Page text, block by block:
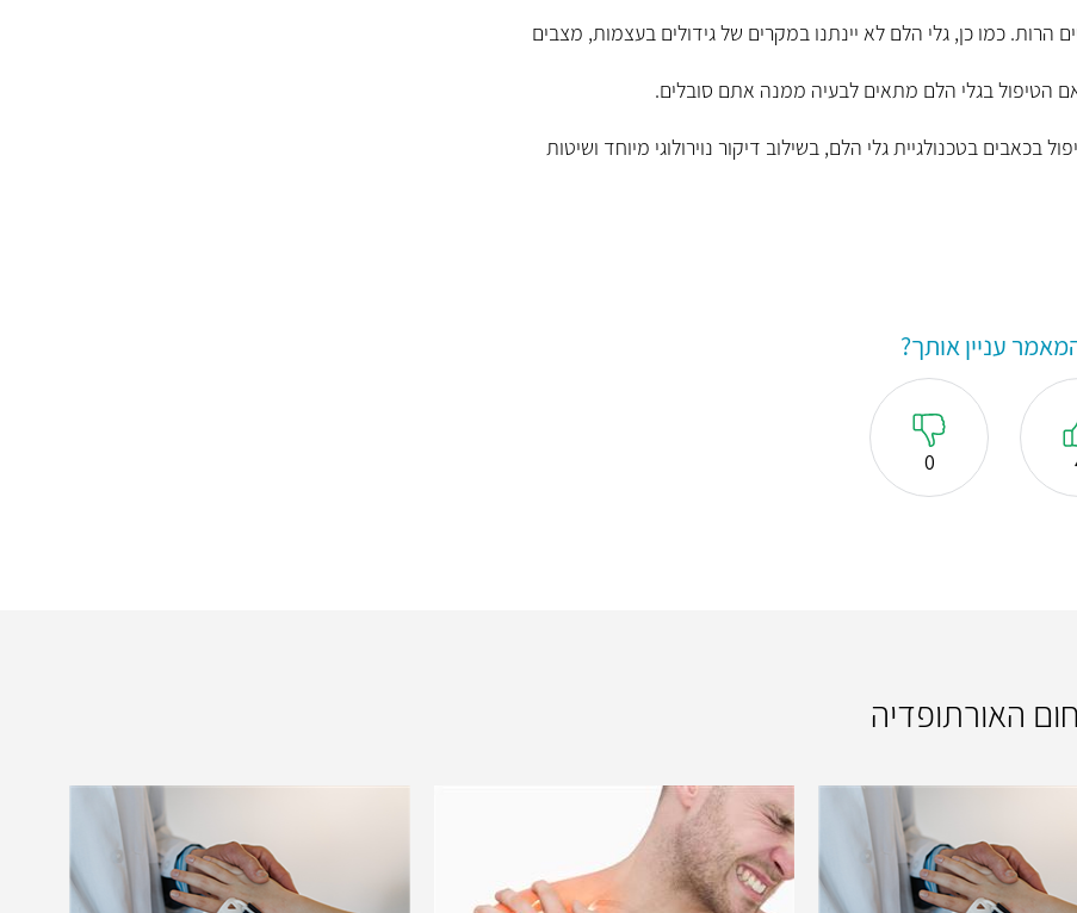
הרות. כמו כן, גלי הלם לא יינתנו במקרים של גידולים בעצמות, מצבים
הטיפול בגלי הלם מתאים לבעיה ממנה אתם סובלים.
בטכנולגיית גלי הלם, בשילוב דיקור נוירולוגי מיוחד ושיטות
עניין אותך?
0
האורתופדיה